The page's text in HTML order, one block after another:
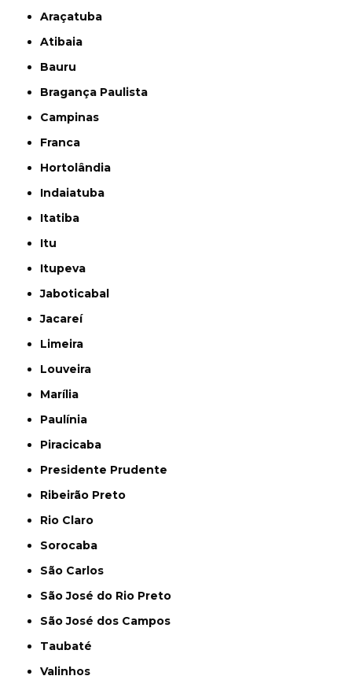
Araçatuba
Atibaia
Bauru
Bragança Paulista
Campinas
Franca
Hortolândia
Indaiatuba
Itatiba
Itu
Itupeva
Jaboticabal
Jacareí
Limeira
Louveira
Marília
Paulínia
Piracicaba
Presidente Prudente
Ribeirão Preto
Rio Claro
Sorocaba
São Carlos
São José do Rio Preto
São José dos Campos
Taubaté
Valinhos